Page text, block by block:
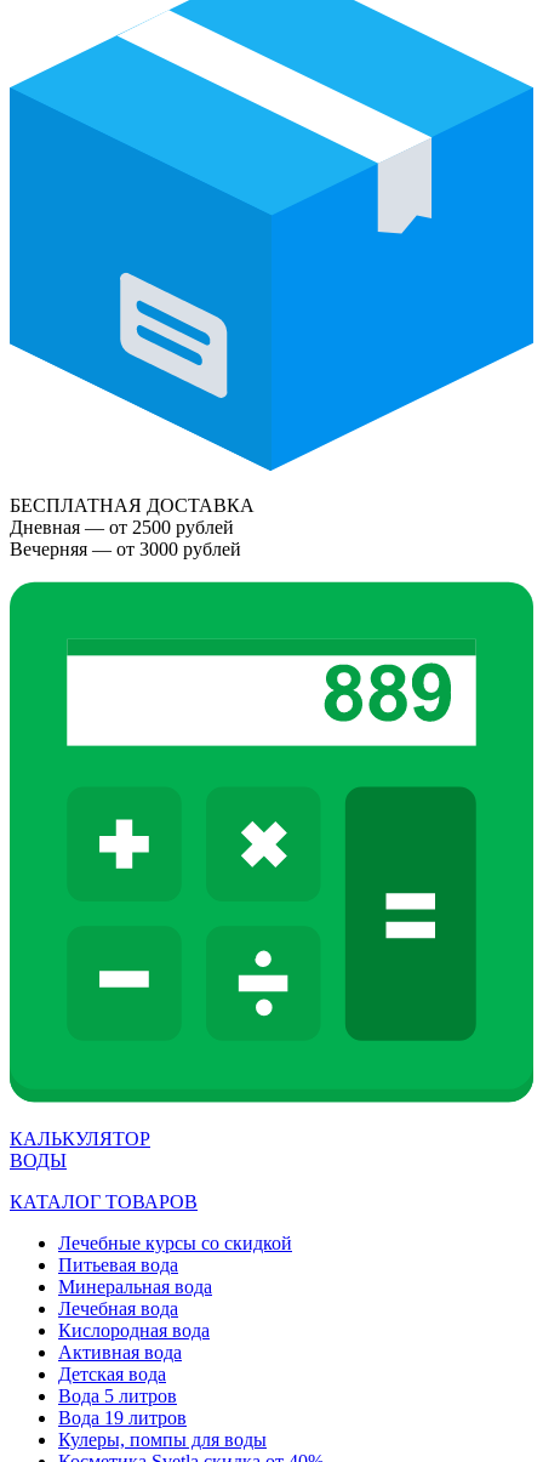
БЕСПЛАТНАЯ ДОСТАВКА
Дневная — от 2500 рублей
Вечерняя — от 3000 рублей
КАЛЬКУЛЯТОР
ВОДЫ
КАТАЛОГ ТОВАРОВ
Лечебные курсы со скидкой
Питьевая вода
Минеральная вода
Лечебная вода
Кислородная вода
Активная вода
Детская вода
Вода 5 литров
Вода 19 литров
Кулеры, помпы для воды